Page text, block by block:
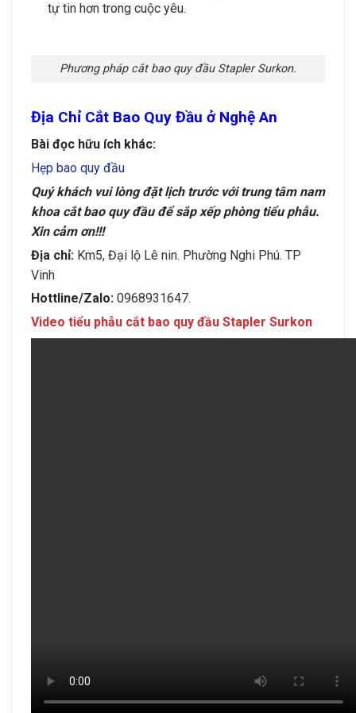
tự tin hơn trong cuộc yêu.
Phương pháp cắt bao quy đầu Stapler Surkon.
Địa Chỉ Cắt Bao Quy Đầu ở Nghệ An
Bài đọc hữu ích khác:
Hẹp bao quy đầu
Quý khách vui lòng đặt lịch trước với trung tâm nam
khoa cắt bao quy đầu để sắp xếp phòng tiểu phẫu.
Xin cảm ơn!!!
Địa chỉ: Km5, Đại lộ Lê nin. Phường Nghi Phú. TP
Vinh
Hottline/Zalo: 0968931647.
Video tiểu phẫu cắt bao quy đầu Stapler Surkon